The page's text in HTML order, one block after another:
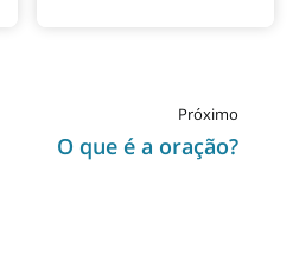
Próximo
O que é a oração?